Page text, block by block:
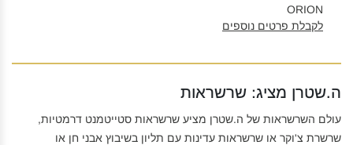
ORION‎
לקבלת פרטים נוספים
ה.שטרן מציג: שרשראות
עולם השרשראות של ה.שטרן מציע שרשראות סטייטמנט דרמטיות,
שרשרת צ'וקר או שרשראות עדינות עם תליון בשיבוץ אבני חן או